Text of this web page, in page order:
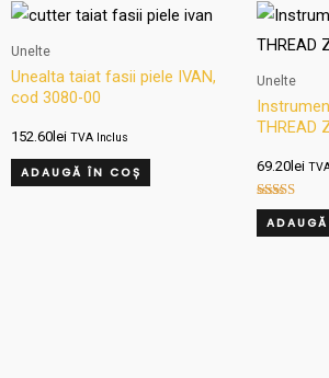
Unelte
Unealta taiat fasii piele IVAN,
cod 3080-00
152.60 lei TVA Inclus
ADAUGĂ ÎN COȘ
Unelte
THREAD
69.20 lei
Evaluat la
5.00
din 5